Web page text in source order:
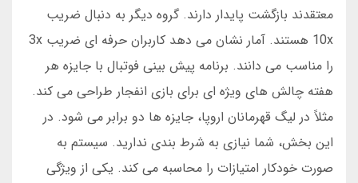
معتقدند بازگشت پایدار دارند. گروه دیگر به دنبال ضریب
10x هستند. آمار نشان می دهد کاربران حرفه ای ضریب 3x
را مناسب می دانند. برنامه پیش بینی فوتبال با جایزه هر
هفته چالش های ویژه ای برای بازی انفجار طراحی می کند.
مثلاً در لیگ قهرمانان اروپا، جایزه ها دو برابر می شود. در
این بخش، شما نیازی به شرط بندی ندارید. سیستم به
صورت خودکار امتیازات را محاسبه می کند. یکی از ویژگی